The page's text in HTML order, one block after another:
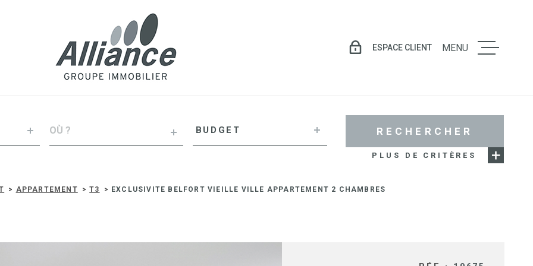
VENTE
MENU
BUDGET
PLUS DE CRITÈRES
RECHERCHER
ESPACE CLIENT
APPARTEMENT T3 EXCLUSIVITE BELFORT VIEILLE VILLE APPARTEMENT 2 CHAMBRES